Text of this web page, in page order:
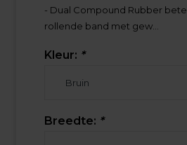
- Dual Compound Rubber
rollende band met gew...
Kleur: *
Breedte: *